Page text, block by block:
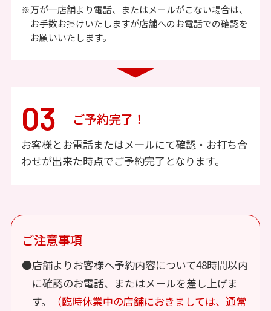
※万が一店舗より電話、またはメールがこない場合は、
お手数お掛けいたしますが店舗へのお電話での確認を
お願いいたします。
03 ご予約完了！
お客様とお電話またはメールにて確認・お打ち合
わせが出来た時点でご予約完了となります。
ご注意事項
●店舗よりお客様へ予約内容について48時間以内
に確認のお電話、またはメールを差し上げま
す。
（臨時休業中の店舗におきましては、通常